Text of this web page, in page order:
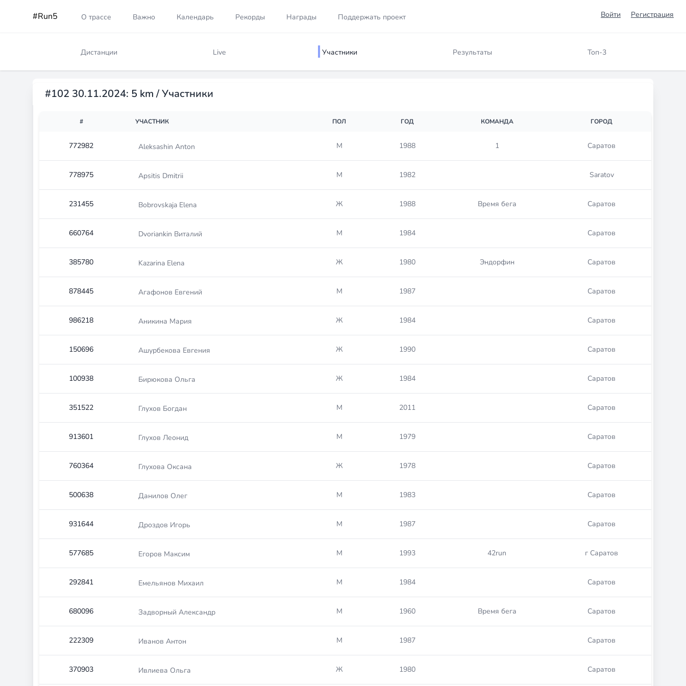
#Run5 О трассе Важно Календарь Рекорды Награды Поддержать проект Войти Регистрация
Дистанции Live Участники Результаты Топ-3
#102 30.11.2024: 5 km / Участники
# УЧАСТНИК ПОЛ ГОД КОМАНДА ГОРОД
772982 Aleksashin Anton М 1988 1 Саратов
778975 Apsitis Dmitrii М 1982 Saratov
231455 Bobrovskaja Elena Ж 1988 Время бега Саратов
660764 Dvoriankin Виталий М 1984 Саратов
385780 Kazarina Elena Ж 1980 Эндорфин Саратов
878445 Агафонов Евгений М 1987 Саратов
986218 Аникина Мария Ж 1984 Саратов
150696 Ашурбекова Евгения Ж 1990 Саратов
100938 Бирюкова Ольга Ж 1984 Саратов
351522 Глухов Богдан М 2011 Саратов
913601 Глухов Леонид М 1979 Саратов
760364 Глухова Оксана Ж 1978 Саратов
500638 Данилов Олег М 1983 Саратов
931644 Дроздов Игорь М 1987 Саратов
577685 Егоров Максим М 1993 42run г Саратов
292841 Емельянов Михаил М 1984 Саратов
680096 Задворный Александр М 1960 Время бега Саратов
222309 Иванов Антон М 1987 Саратов
370903 Ивлиева Ольга Ж 1980 Саратов